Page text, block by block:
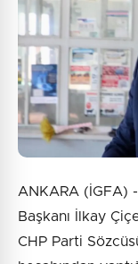
ANKARA (İGFA)
Başkanı İlkay
CHP Parti